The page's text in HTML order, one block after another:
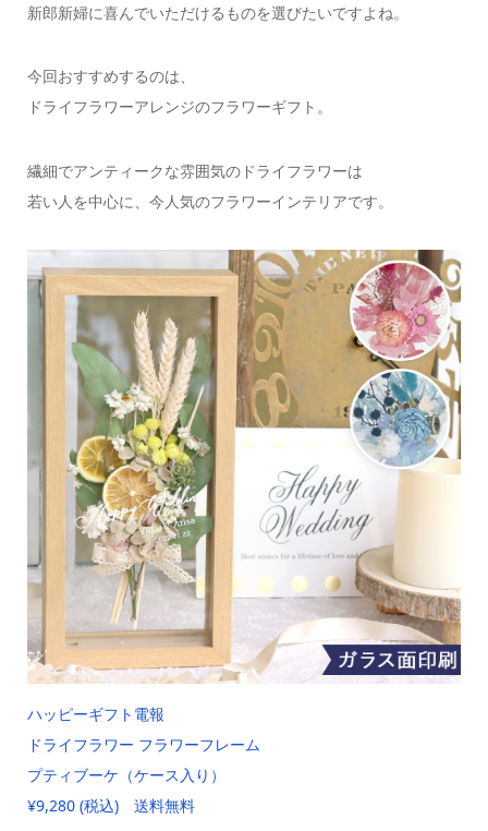
新郎新婦に喜んでいただけるものを選びたいですよね。
今回おすすめするのは、
ドライフラワーアレンジのフラワーギフト。
繊細でアンティークな雰囲気のドライフラワーは
若い人を中心に、今人気のフラワーインテリアです。
ハッピーギフト電報
ドライフラワー フラワーフレーム
プティブーケ（ケース入り）
¥9,280 (税込) 送料無料